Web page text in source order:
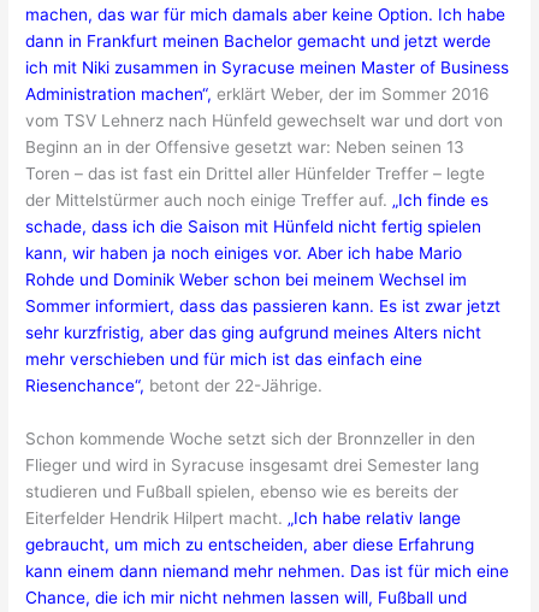
machen, das war für mich damals aber keine Option. Ich habe
dann in Frankfurt meinen Bachelor gemacht und jetzt werde
ich mit Niki zusammen in Syracuse meinen Master of Business
Administration machen“, erklärt Weber, der im Sommer 2016
vom TSV Lehnerz nach Hünfeld gewechselt war und dort von
Beginn an in der Offensive gesetzt war: Neben seinen 13
Toren – das ist fast ein Drittel aller Hünfelder Treffer – legte
der Mittelstürmer auch noch einige Treffer auf. „Ich finde es
schade, dass ich die Saison mit Hünfeld nicht fertig spielen
kann, wir haben ja noch einiges vor. Aber ich habe Mario
Rohde und Dominik Weber schon bei meinem Wechsel im
Sommer informiert, dass das passieren kann. Es ist zwar jetzt
sehr kurzfristig, aber das ging aufgrund meines Alters nicht
mehr verschieben und für mich ist das einfach eine
Riesenchance“, betont der 22-Jährige.
Schon kommende Woche setzt sich der Bronnzeller in den
Flieger und wird in Syracuse insgesamt drei Semester lang
studieren und Fußball spielen, ebenso wie es bereits der
Eiterfelder Hendrik Hilpert macht. „Ich habe relativ lange
gebraucht, um mich zu entscheiden, aber diese Erfahrung
kann einem dann niemand mehr nehmen. Das ist für mich eine
Chance, die ich mir nicht nehmen lassen will, Fußball und